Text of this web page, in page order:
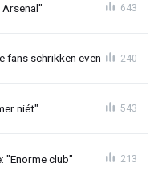
643
fans schrikken even 240
niét" 543
"Enorme club" 213